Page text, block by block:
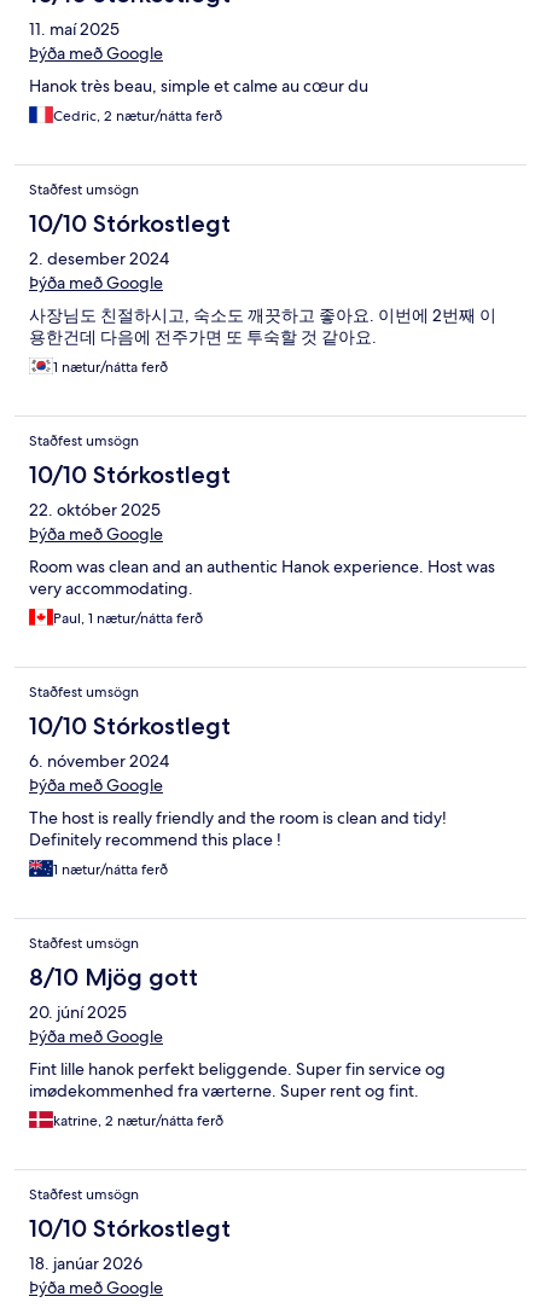
11. maí 2025
Þýða með Google
Hanok très beau, simple et calme au cœur du
Cedric, 2 nætur/nátta ferð
Staðfest umsögn
10/10 Stórkostlegt
2. desember 2024
Þýða með Google
사장님도 친절하시고, 숙소도 깨끗하고 좋아요. 이번에 2번째 이
용한건데 다음에 전주가면 또 투숙할 것 같아요.
1 nætur/nátta ferð
Staðfest umsögn
10/10 Stórkostlegt
22. október 2025
Þýða með Google
Room was clean and an authentic Hanok experience. Host was
very accommodating.
Paul, 1 nætur/nátta ferð
Staðfest umsögn
10/10 Stórkostlegt
6. nóvember 2024
Þýða með Google
The host is really friendly and the room is clean and tidy!
Definitely recommend this place !
1 nætur/nátta ferð
Staðfest umsögn
8/10 Mjög gott
20. júní 2025
Þýða með Google
Fint lille hanok perfekt beliggende. Super fin service og
imødekommenhed fra værterne. Super rent og fint.
katrine, 2 nætur/nátta ferð
Staðfest umsögn
10/10 Stórkostlegt
18. janúar 2026
Þýða með Google